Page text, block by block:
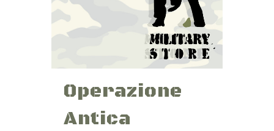
Operazione
Antica